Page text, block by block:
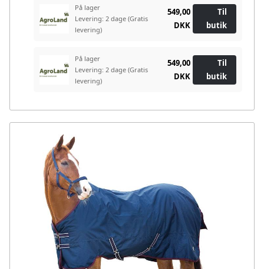
På lager
Levering: 2 dage (Gratis
levering)
549,00
DKK
Til
butik
På lager
Levering: 2 dage (Gratis
levering)
549,00
DKK
Til
butik